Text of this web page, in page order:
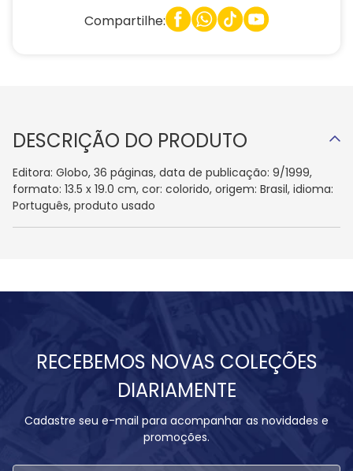
Compartilhe:
DESCRIÇÃO DO PRODUTO
Editora: Globo, 36 páginas, data de publicação: 9/1999,
formato: 13.5 x 19.0 cm, cor: colorido, origem: Brasil, idioma:
Português, produto usado
RECEBEMOS NOVAS COLEÇÕES
DIARIAMENTE
Cadastre seu e-mail para acompanhar as novidades e
promoções.